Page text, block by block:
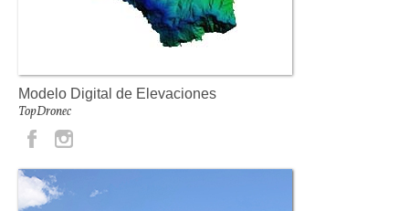
Modelo Digital de Elevaciones
TopDronec